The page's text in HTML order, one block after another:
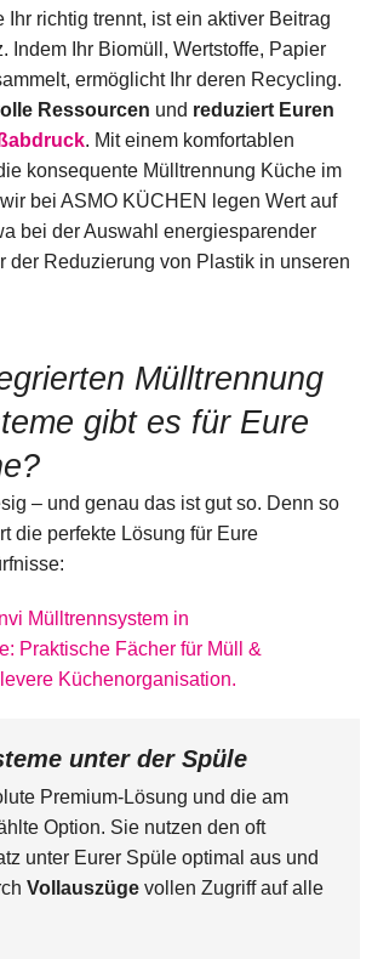
Ihr richtig trennt, ist ein aktiver Beitrag
Indem Ihr Biomüll, Wertstoffe, Papier
ermöglicht Ihr deren Recycling.
Ressourcen und reduziert Euren
. Mit einem komfortablen
konsequente Mülltrennung Küche im
bei ASMO KÜCHEN legen Wert auf
bei der Auswahl energiesparender
der Reduzierung von Plastik in unseren
Mülltrennung
gibt es für Eure
– und genau das ist gut so. Denn so
die perfekte Lösung für Eure
unter der Spüle
Premium-Lösung und die am
Option. Sie nutzen den oft
unter Eurer Spüle optimal aus und
Vollauszüge vollen Zugriff auf alle